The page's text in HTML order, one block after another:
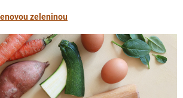
zeleninou